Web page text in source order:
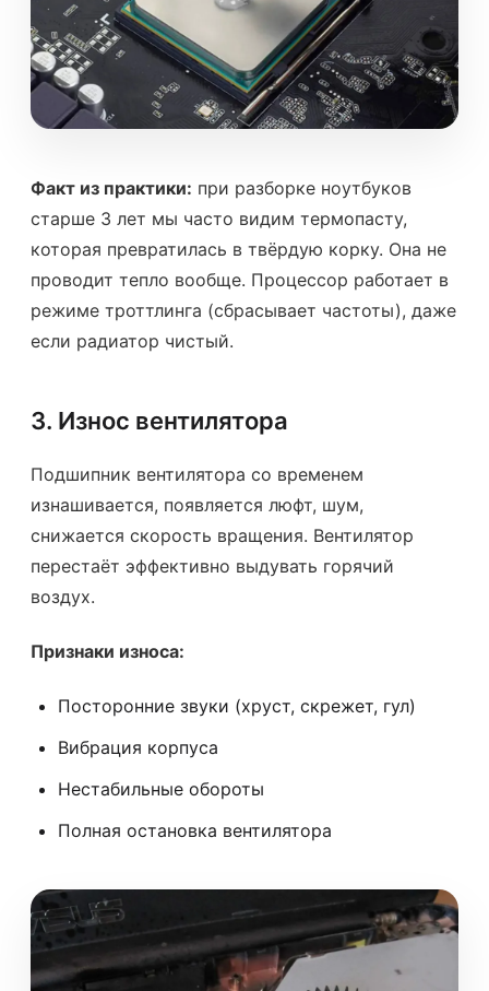
Факт из практики: при разборке ноутбуков
старше 3 лет мы часто видим термопасту,
которая превратилась в твёрдую корку. Она не
проводит тепло вообще. Процессор работает в
режиме троттлинга (сбрасывает частоты), даже
если радиатор чистый.
3. Износ вентилятора
Подшипник вентилятора со временем
изнашивается, появляется люфт, шум,
снижается скорость вращения. Вентилятор
перестаёт эффективно выдувать горячий
воздух.
Признаки износа:
Посторонние звуки (хруст, скрежет, гул)
Вибрация корпуса
Нестабильные обороты
Полная остановка вентилятора